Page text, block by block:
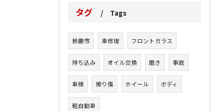
タグ Tags
鈴鹿市 車修理 フロントガラス
持ち込み オイル交換 磨き 事故
車検 擦り傷 ホイール ボディ
軽自動車